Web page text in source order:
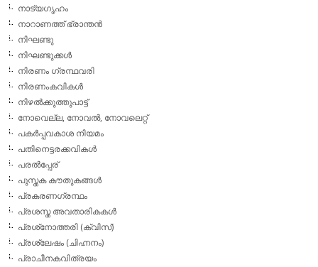
നാട്യഗൃഹം
നാറാണത്ത് ഭ്രാന്തന്‍
നിഘണ്ടു
നിഘണ്ടുക്കള്‍
നിരണം ഗ്രന്ഥവരി
നിരണംകവികള്‍
നിഴല്‍ക്കുത്തുപാട്ട്
നോവെല്ല, നോവല്‍, നോവലെറ്റ്
പകര്‍പ്പവകാശ നിയമം
പതിനെട്ടരക്കവികള്‍
പരല്‍പ്പേര്
പുസ്തക കൗതുകങ്ങള്‍
പ്രകരണഗ്രന്ഥം
പ്രശസ്ത അവതാരികകള്‍
പ്രശ്‌നോത്തരി (ക്വിസ്)
പ്രശ്ലേഷം (ചിഹ്നനം)
പ്രാചീനകവിത്രയം